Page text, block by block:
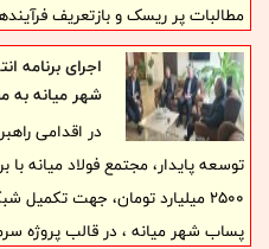
مطالبات پر ریسک و بازتعریف
اجرای برنامه
شهر میانه به
آب مصرفی در
در اقدامی
توسعه پایدار، مجتمع فولاد میانه با
۲۵۰۰ میلیارد تومان، جهت
پساب شهر میانه ، در قالب پروژه